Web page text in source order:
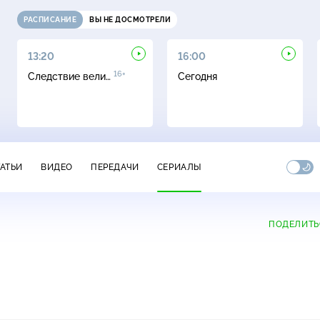
РАСПИСАНИЕ ВЫ НЕ ДОСМОТРЕЛИ
13:20
Следствие вели… 16+
16:00
Сегодня
ВИДЕО ПЕРЕДАЧИ СЕРИАЛЫ